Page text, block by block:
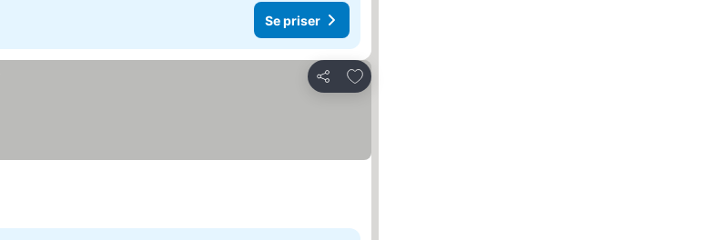
Se priser
Del
Føj til favoritter